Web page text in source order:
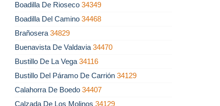
Boadilla De Rioseco 34349
Boadilla Del Camino 34468
Brañosera 34829
Buenavista De Valdavia 34470
Bustillo De La Vega 34116
Bustillo Del Páramo De Carrión 34129
Calahorra De Boedo 34407
Calzada De Los Molinos 34129